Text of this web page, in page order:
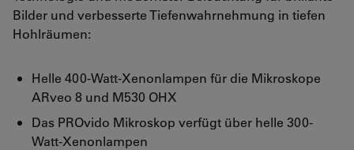
Bilder und verbesserte Tiefenwahrnehmung in tiefen
Hohlräumen:
Helle 400-Watt-Xenonlampen für die Mikroskope
ARveo 8 und M530 OHX
Das PROvido Mikroskop verfügt über helle 300-
Watt-Xenonlampen